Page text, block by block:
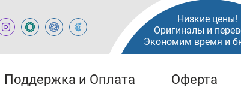
Низкие цены!
Оригиналы и
Экономим время и
Поддержка и Оплата Оферта